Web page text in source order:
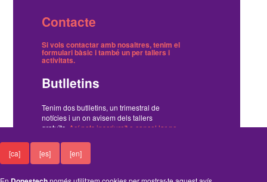
[ca] [es] [en]
Contacte
Si vols contactar amb nosaltres, tenim el
formulari bàsic i tambéun per tallers i
activitats.
Butlletins
Tenim dos butlletins, un trimestral de
notícies i un on avisem dels tallers
gratuïts. Ací pots inscriure't o cancel·lar-ne
Funciona amb el Drupal